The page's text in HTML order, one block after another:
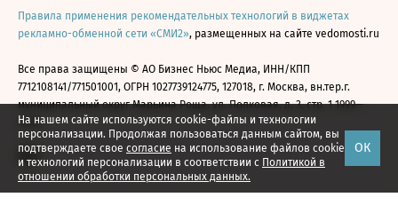
На нашем сайте используются cookie-файлы и технологии
персонализации. Продолжая пользоваться данным сайтом, вы
подтверждаете свое согласие на использование файлов cookie
и технологий персонализации в соответствии с Политикой в
отношении обработки персональных данных.
ОК
Правила применения рекомендательных технологий в виджетах
рекламно-обменной сети «СМИ2», размещенных на сайте vedomosti.ru
Все права защищены © АО Бизнес Ньюс Медиа, ИНН/КПП
7712108141/771501001, ОГРН 1027739124775, 127018, г. Москва, вн.тер.г.
муниципальный округ Марьина Роща, ул. Полковая, д. 3, стр. 1 1999—
2026